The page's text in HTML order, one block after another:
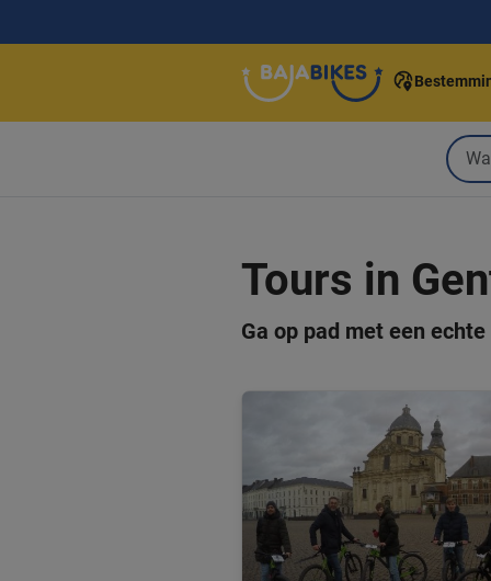
Tours in
Ga op pad met een